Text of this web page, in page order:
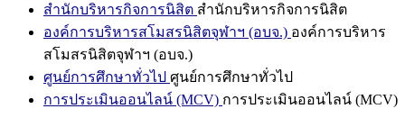
สำนักบริหารกิจการนิสิต สำนักบริหารกิจการนิสิต
องค์การบริหารสโมสรนิสิตจุฬาฯ (อบจ.) องค์การบริหาร
สโมสรนิสิตจุฬาฯ (อบจ.)
ศูนย์การศึกษาทั่วไป ศูนย์การศึกษาทั่วไป
การประเมินออนไลน์ (MCV) การประเมินออนไลน์ (MCV)